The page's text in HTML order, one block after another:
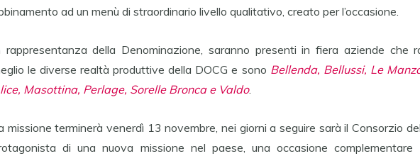
ad un menù di straordinario livello qualitativo, creato per l’occasione.
rappresentanza della Denominazione, saranno presenti in fiera aziende che
le diverse realtà produttive della DOCG e sono Bellenda, Bellussi, Le
Masottina, Perlage, Sorelle Bronca e Valdo.
missione terminerà venerdì 13 novembre, nei giorni a seguire sarà il Consorzio
di una nuova missione nel paese, una occasione complementare